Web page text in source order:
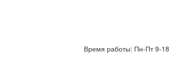
Время работы: Пн-Пт 9-18